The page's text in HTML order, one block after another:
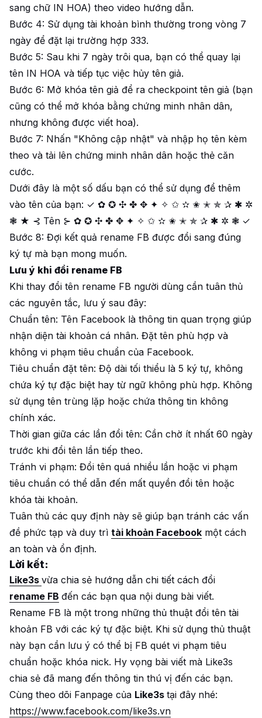
sang chữ IN HOA) theo video hướng dẫn.
Bước 4: Sử dụng tài khoản bình thường trong vòng 7
ngày để đặt lại trường hợp 333.
Bước 5: Sau khi 7 ngày trôi qua, bạn có thể quay lại
tên IN HOA và tiếp tục việc hủy tên giả.
Bước 6: Mở khóa tên giả để ra checkpoint tên giả (bạn
cũng có thể mở khóa bằng chứng minh nhân dân,
nhưng không được viết hoa).
Bước 7: Nhấn "Không cập nhật" và nhập họ tên kèm
theo và tải lên chứng minh nhân dân hoặc thẻ căn
cước.
Dưới đây là một số dấu bạn có thể sử dụng để thêm
vào tên của bạn: ✓ ✿ ✪ ✣ ✤ ✥ ✦ ✧ ✩ ✫ ✬ ✭ ✯ ✰ ✱ ✲
❃ ★ ⊰ Tên ⊱ ✿ ✪ ✣ ✤ ✥ ✦ ✧ ✩ ✫ ✬ ✭ ✯ ✰ ✱ ✲ ❃ ✓
Bước 8: Đợi kết quả rename FB được đổi sang đúng
ký tự mà bạn mong muốn.
Lưu ý khi đổi rename FB
Khi thay đổi tên rename FB người dùng cần tuân thủ
các nguyên tắc, lưu ý sau đây:
Chuẩn tên: Tên Facebook là thông tin quan trọng giúp
nhận diện tài khoản cá nhân. Đặt tên phù hợp và
không vi phạm tiêu chuẩn của Facebook.
Tiêu chuẩn đặt tên: Độ dài tối thiểu là 5 ký tự, không
chứa ký tự đặc biệt hay từ ngữ không phù hợp. Không
sử dụng tên trùng lặp hoặc chứa thông tin không
chính xác.
Thời gian giữa các lần đổi tên: Cần chờ ít nhất 60 ngày
trước khi đổi tên lần tiếp theo.
Tránh vi phạm: Đổi tên quá nhiều lần hoặc vi phạm
tiêu chuẩn có thể dẫn đến mất quyền đổi tên hoặc
khóa tài khoản.
Tuân thủ các quy định này sẽ giúp bạn tránh các vấn
đề phức tạp và duy trì tài khoản Facebook một cách
an toàn và ổn định.
Lời kết:
Like3s vừa chia sẻ hướng dẫn chi tiết cách đổi
rename FB đến các bạn qua nội dung bài viết.
Rename FB là một trong những thủ thuật đổi tên tài
khoản FB với các ký tự đặc biệt. Khi sử dụng thủ thuật
này bạn cần lưu ý có thể bị FB quét vi phạm tiêu
chuẩn hoặc khóa nick. Hy vọng bài viết mà Like3s
chia sẻ đã mang đến thông tin thú vị đến các bạn.
Cùng theo dõi Fanpage của Like3s tại đây nhé:
https://www.facebook.com/like3s.vn